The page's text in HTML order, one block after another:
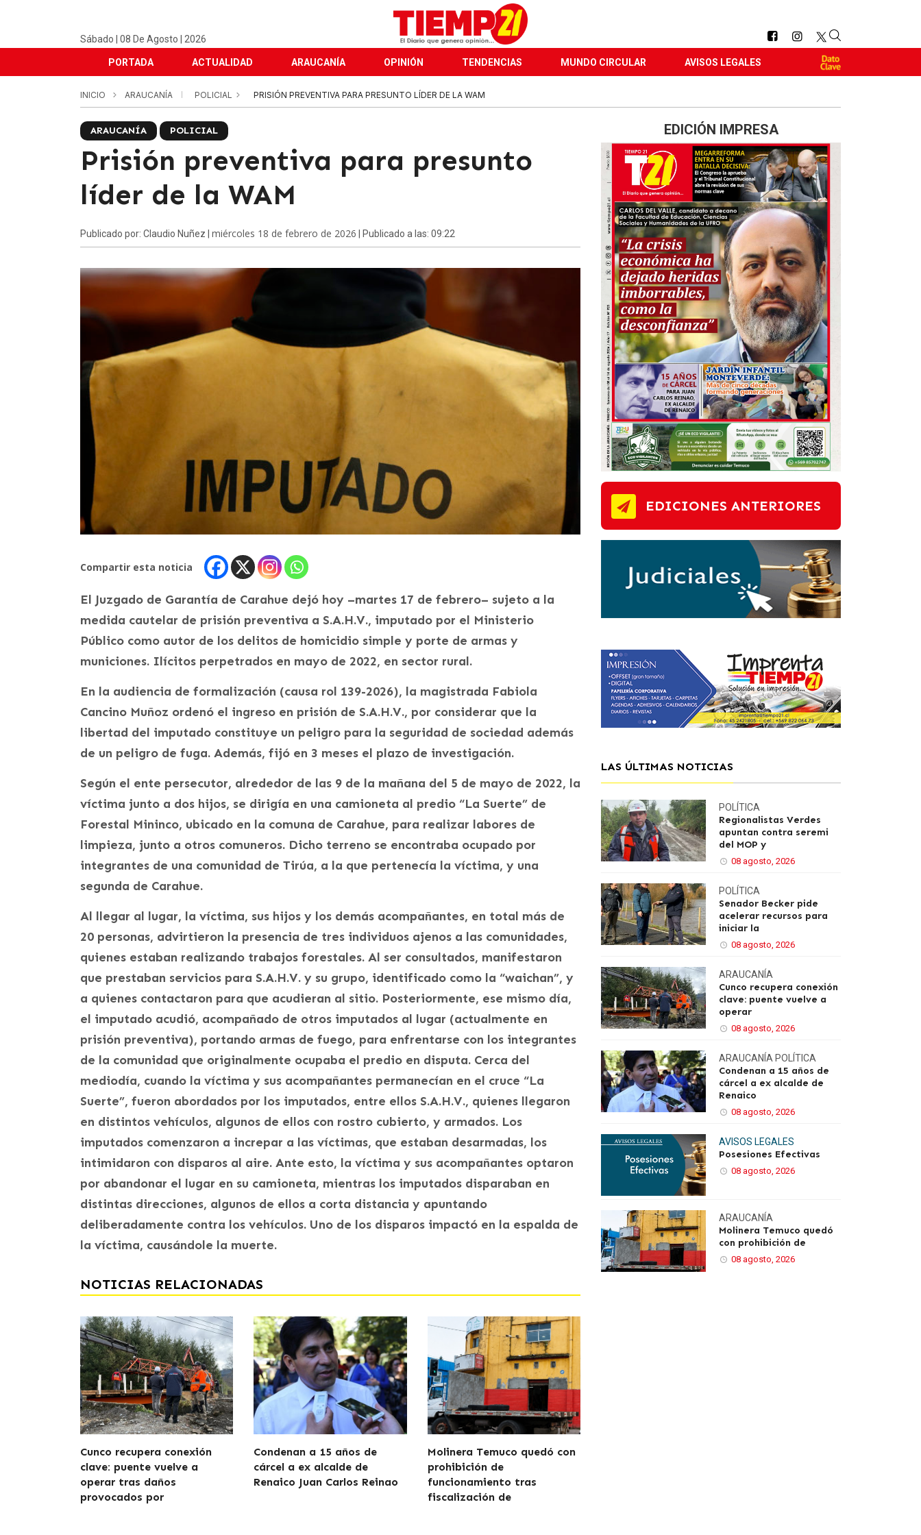
Sábado | 08 De Agosto | 2026
PORTADA ACTUALIDAD ARAUCANÍA OPINIÓN TENDENCIAS MUNDO CIRCULAR AVISOS LEGALES
INICIO ARAUCANÍA POLICIAL PRISIÓN PREVENTIVA PARA PRESUNTO LÍDER DE LA WAM
ARAUCANÍA POLICIAL
Prisión preventiva para presunto
líder de la WAM
Publicado por: Claudio Nuñez | miércoles 18 de febrero de 2026 | Publicado a las: 09:22
Compartir esta noticia
El Juzgado de Garantía de Carahue dejó hoy –martes 17 de febrero– sujeto a la
medida cautelar de prisión preventiva a S.A.H.V., imputado por el Ministerio
Público como autor de los delitos de homicidio simple y porte de armas y
municiones. Ilícitos perpetrados en mayo de 2022, en sector rural.
En la audiencia de formalización (causa rol 139-2026), la magistrada Fabiola
Cancino Muñoz ordenó el ingreso en prisión de S.A.H.V., por considerar que la
libertad del imputado constituye un peligro para la seguridad de sociedad además
de un peligro de fuga. Además, fijó en 3 meses el plazo de investigación.
Según el ente persecutor, alrededor de las 9 de la mañana del 5 de mayo de 2022, la
víctima junto a dos hijos, se dirigía en una camioneta al predio “La Suerte” de
Forestal Mininco, ubicado en la comuna de Carahue, para realizar labores de
limpieza, junto a otros comuneros. Dicho terreno se encontraba ocupado por
integrantes de una comunidad de Tirúa, a la que pertenecía la víctima, y una
segunda de Carahue.
Al llegar al lugar, la víctima, sus hijos y los demás acompañantes, en total más de
20 personas, advirtieron la presencia de tres individuos ajenos a las comunidades,
quienes estaban realizando trabajos forestales. Al ser consultados, manifestaron
que prestaban servicios para S.A.H.V. y su grupo, identificado como la “waichan”, y
a quienes contactaron para que acudieran al sitio. Posteriormente, ese mismo día,
el imputado acudió, acompañado de otros imputados al lugar (actualmente en
prisión preventiva), portando armas de fuego, para enfrentarse con los integrantes
de la comunidad que originalmente ocupaba el predio en disputa. Cerca del
mediodía, cuando la víctima y sus acompañantes permanecían en el cruce “La
Suerte”, fueron abordados por los imputados, entre ellos S.A.H.V., quienes llegaron
en distintos vehículos, algunos de ellos con rostro cubierto, y armados. Los
imputados comenzaron a increpar a las víctimas, que estaban desarmadas, los
intimidaron con disparos al aire. Ante esto, la víctima y sus acompañantes optaron
por abandonar el lugar en su camioneta, mientras los imputados disparaban en
distintas direcciones, algunos de ellos a corta distancia y apuntando
deliberadamente contra los vehículos. Uno de los disparos impactó en la espalda de
la víctima, causándole la muerte.
NOTICIAS RELACIONADAS
Cunco recupera conexión
clave: puente vuelve a
operar tras daños
provocados por
Condenan a 15 años de
cárcel a ex alcalde de
Renaico Juan Carlos Reinao
Molinera Temuco quedó con
prohibición de
funcionamiento tras
fiscalización de
EDICIÓN IMPRESA
EDICIONES ANTERIORES
LAS ÚLTIMAS NOTICIAS
POLÍTICA
Regionalistas Verdes
apuntan contra seremi
del MOP y
08 agosto, 2026
POLÍTICA
Senador Becker pide
acelerar recursos para
iniciar la
08 agosto, 2026
ARAUCANÍA
Cunco recupera conexión
clave: puente vuelve a
operar
08 agosto, 2026
ARAUCANÍA POLÍTICA
Condenan a 15 años de
cárcel a ex alcalde de
Renaico
08 agosto, 2026
AVISOS LEGALES
Posesiones Efectivas
08 agosto, 2026
ARAUCANÍA
Molinera Temuco quedó
con prohibición de
08 agosto, 2026